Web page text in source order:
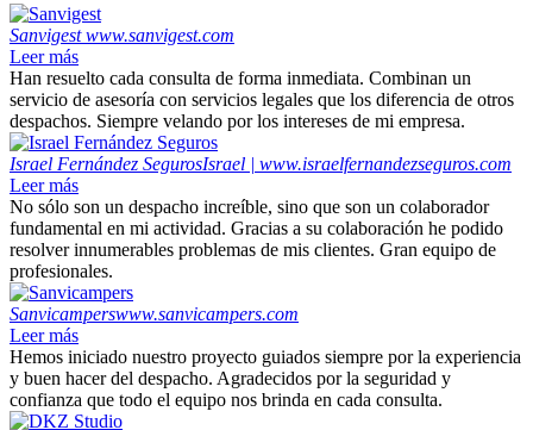
Sanvigestwww.sanvigest.com
Leer más
Han resuelto cada consulta de forma inmediata. Combinan un
servicio de asesoría con servicios legales que los diferencia de otros
despachos. Siempre velando por los intereses de mi empresa.
Israel Fernández SegurosIsrael | www.israelfernandezseguros.com
Leer más
No sólo son un despacho increíble, sino que son un colaborador
fundamental en mi actividad. Gracias a su colaboración he podido
resolver innumerables problemas de mis clientes. Gran equipo de
profesionales.
Sanvicamperswww.sanvicampers.com
Leer más
Hemos iniciado nuestro proyecto guiados siempre por la experiencia
y buen hacer del despacho. Agradecidos por la seguridad y
confianza que todo el equipo nos brinda en cada consulta.